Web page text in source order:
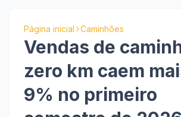
Página inicial Caminhões
Vendas de
zero km caem
9% no primeiro